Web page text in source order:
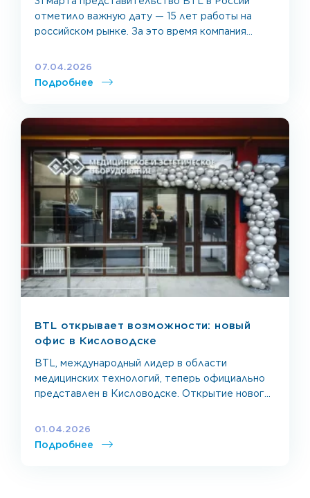
отметило важную дату — 15 лет работы на
российском рынке. За это время компания
которого сложно представить современную
реабилитацию, кардиологию и эстетическую
каждым таким результатом стоит работа
большой […]
07.04.2026
Подробнее
BTL открывает возможности: новый
офис в Кисловодске
BTL, международный лидер в области
медицинских технологий, теперь официально
представлен в Кисловодске. Открытие нового
сообщества Северо-Кавказского
федерального округа. Для клиник, санаториев
01.04.2026
Подробнее